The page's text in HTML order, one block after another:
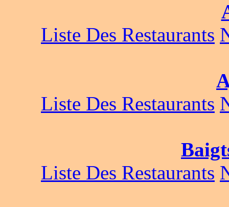
Liste Des Restaurants
Liste Des Restaurants
Liste Des Restaurants